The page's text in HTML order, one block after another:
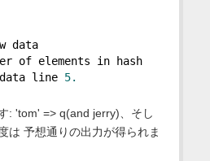
w data
of elements in hash
line 5.
: 'tom' => q(and jerry)、そし
は 予想通りの出力が得られま